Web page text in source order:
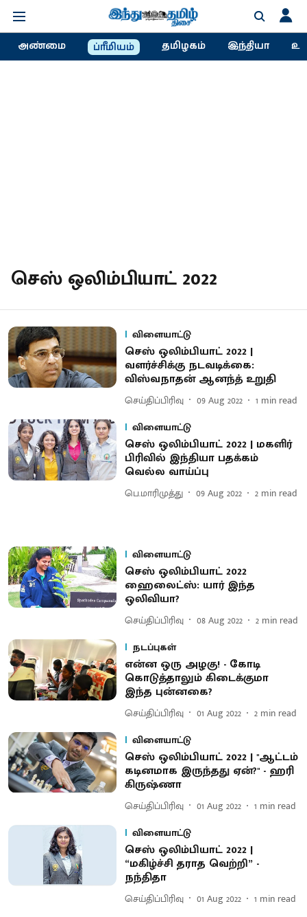
அண்மை ப்ரீமியம் தமிழகம் இந்தியா
செஸ் ஒலிம்பியாட் 2022
விளையாட்டு
செஸ் ஒலிம்பியாட் 2022 |
வளர்ச்சிக்கு நடவடிக்கை:
விஸ்வநாதன் ஆனந்த் உறுதி
செய்திப்பிரிவு 09 Aug 2022 1 min read
விளையாட்டு
செஸ் ஒலிம்பியாட் 2022 | மகளிர்
பிரிவில் இந்தியா பதக்கம்
வெல்ல வாய்ப்பு
பெ.மாரிமுத்து 09 Aug 2022 2 min read
விளையாட்டு
செஸ் ஒலிம்பியாட் 2022
ஹைலைட்ஸ்: யார் இந்த
ஒலிவியா?
செய்திப்பிரிவு 08 Aug 2022 2 min read
நடப்புகள்
என்ன ஒரு அழகு! - கோடி
கொடுத்தாலும் கிடைக்குமா
இந்த புன்னகை?
செய்திப்பிரிவு 01 Aug 2022 2 min read
விளையாட்டு
செஸ் ஒலிம்பியாட் 2022 | "ஆட்டம்
கடினமாக இருந்தது ஏன்?" - ஹரி
கிருஷ்ணா
செய்திப்பிரிவு 01 Aug 2022 1 min read
விளையாட்டு
செஸ் ஒலிம்பியாட் 2022 |
“மகிழ்ச்சி தராத வெற்றி” -
நந்திதா
செய்திப்பிரிவு 01 Aug 2022 1 min read